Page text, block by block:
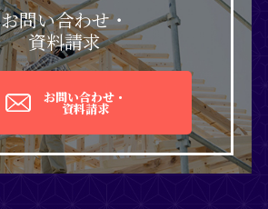
お問い合わせ・
資料請求
お問い合わせ・
資料請求